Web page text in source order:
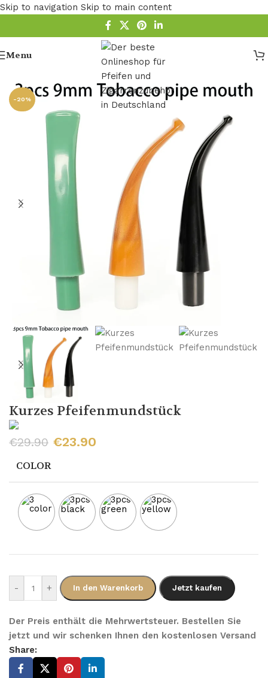
Skip to navigation Skip to main content
Menu
Pfeifen Zubehör/Pfeifen Mundstück
-20%
Kurzes Pfeifenmundstück
€29.90 €23.90
COLOR
- + In den Warenkorb Jetzt kaufen
Der Preis enthält die Mehrwertsteuer. Bestellen Sie
jetzt und wir schenken Ihnen den kostenlosen Versand
Share: